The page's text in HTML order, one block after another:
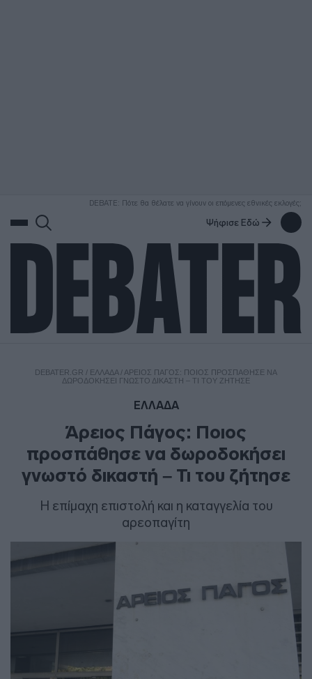
DEBATE: Πότε θα θέλατε να γίνουν οι επόμενες εθνικές εκλογές;
Ψήφισε Εδώ
DEBATER.GR / ΕΛΛΑΔΑ/ ΆΡΕΙΟΣ ΠΆΓΟΣ: ΠΟΙΟΣ ΠΡΟΣΠΆΘΗΣΕ ΝΑ
ΔΩΡΟΔΟΚΉΣΕΙ ΓΝΩΣΤΌ ΔΙΚΑΣΤΉ – ΤΙ ΤΟΥ ΖΉΤΗΣΕ
ΕΛΛΑΔΑ
Άρειος Πάγος: Ποιος
προσπάθησε να δωροδοκήσει
γνωστό δικαστή – Τι του ζήτησε
Η επίμαχη επιστολή και η καταγγελία του
αρεοπαγίτη